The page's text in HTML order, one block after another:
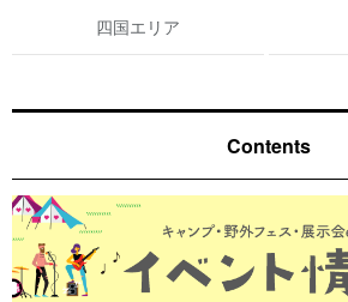
四国エリア
Contents